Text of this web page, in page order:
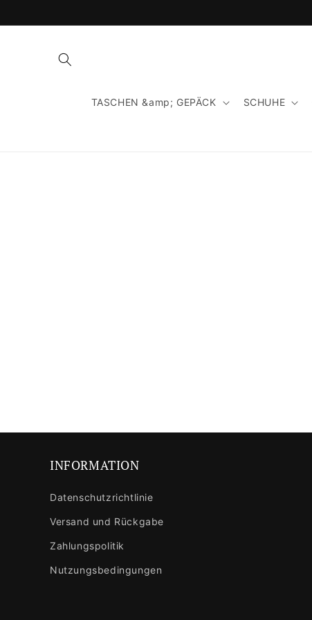
Inhalt
TASCHEN &amp; GEPÄCK SCHUHE
INFORMATION
Datenschutzrichtlinie
Versand und Rückgabe
Zahlungspolitik
Nutzungsbedingungen